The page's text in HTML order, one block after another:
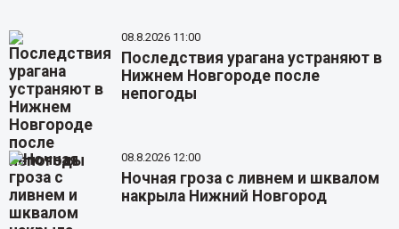
08.8.2026 11:00
Последствия урагана устраняют в
Нижнем Новгороде после
непогоды
08.8.2026 12:00
Ночная гроза с ливнем и шквалом
накрыла Нижний Новгород